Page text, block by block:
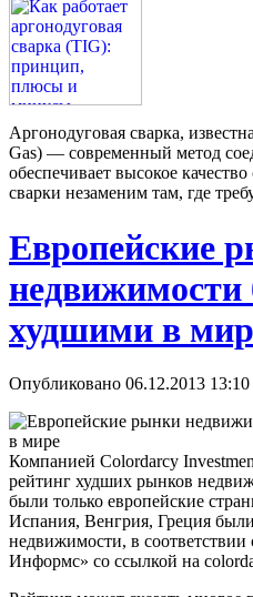
Аргонодуговая сварка,
Gas) — современный метод
обеспечивает высокое
сварки незаменим там, где
Европейские
худшими в
Опубликовано 06.12.2013 13:10
Компанией Colordarcy
рейтинг худших рынков
были только европейские
Испания, Венгрия, Греция
недвижимости, в
Информс» со ссылкой на